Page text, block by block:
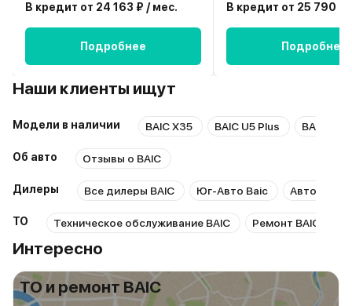
В кредит от 24 163 ₽ / мес.
Подробнее
В кредит от 25 790 ₽
Подробнее
Наши клиенты ищут
Модели в наличии BAIC X35 BAIC U5 Plus BAIC X55
Об авто Отзывы о BAIC
Дилеры Все дилеры BAIC Юг-Авто Baic
ТО Техническое обслуживание BAIC Ремонт BAIC
Интересно
ТО и ремонт BAIC